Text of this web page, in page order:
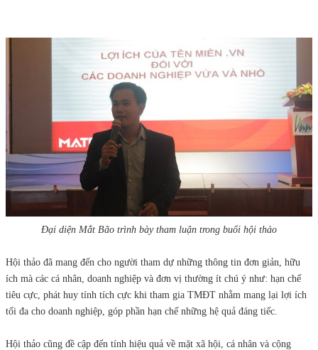
Đại diện Mắt Bão trình bày tham luận trong buổi hội thảo
Hội thảo đã mang đến cho người tham dự những thông tin đơn giản, hữu
ích mà các cá nhân, doanh nghiệp và đơn vị thường ít chú ý như: hạn chế
tiêu cực, phát huy tính tích cực khi tham gia TMĐT nhằm mang lại lợi ích
tối đa cho doanh nghiệp, góp phần hạn chế những hệ quả đáng tiếc.
Hội thảo cũng đề cập đến tính hiệu quả về mặt xã hội, cá nhân và cộng